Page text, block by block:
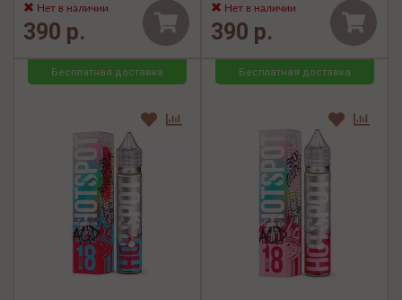
Нет в наличии
390 р.
Нет в наличии
390 р.
Бесплатная доставка Бесплатная доставка